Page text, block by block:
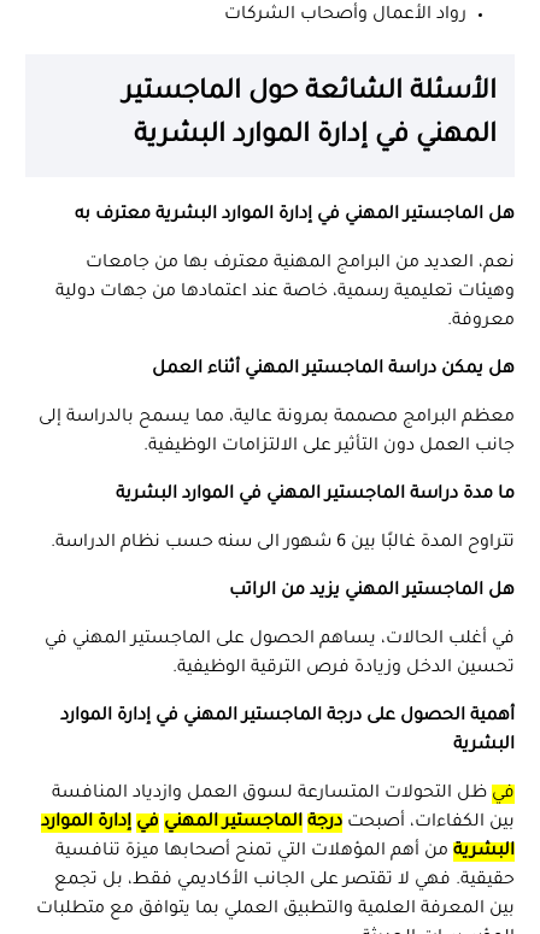
رواد الأعمال وأصحاب الشركات
الأسئلة الشائعة حول الماجستير
المهني في إدارة الموارد البشرية
هل الماجستير المهني في إدارة الموارد البشرية معترف به
نعم، العديد من البرامج المهنية معترف بها من جامعات
وهيئات تعليمية رسمية، خاصة عند اعتمادها من جهات دولية
معروفة.
هل يمكن دراسة الماجستير المهني أثناء العمل
معظم البرامج مصممة بمرونة عالية، مما يسمح بالدراسة إلى
جانب العمل دون التأثير على الالتزامات الوظيفية.
ما مدة دراسة الماجستير المهني في الموارد البشرية
تتراوح المدة غالبًا بين 6 شهور الى سنه حسب نظام الدراسة.
هل الماجستير المهني يزيد من الراتب
في أغلب الحالات، يساهم الحصول على الماجستير المهني في
تحسين الدخل وزيادة فرص الترقية الوظيفية.
أهمية الحصول على درجة الماجستير المهني في إدارة الموارد
البشرية
في ظل التحولات المتسارعة لسوق العمل وازدياد المنافسة
بين الكفاءات، أصبحت درجة الماجستير المهني في إدارة الموارد
البشرية من أهم المؤهلات التي تمنح أصحابها ميزة تنافسية
حقيقية. فهي لا تقتصر على الجانب الأكاديمي فقط، بل تجمع
بين المعرفة العلمية والتطبيق العملي بما يتوافق مع متطلبات